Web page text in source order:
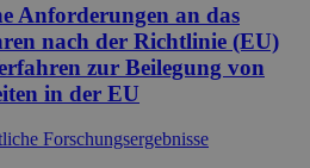
Anforderungen an das
nach der Richtlinie (EU)
zur Beilegung von
in der EU
Forschungsergebnisse